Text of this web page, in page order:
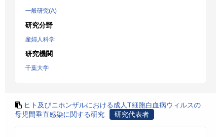
一般研究(A)
研究分野
産婦人科学
研究機関
千葉大学
ヒト及びニホンザルにおける成人T細胞白血病ウィルスの
母児間垂直感染に関する研究
研究代表者